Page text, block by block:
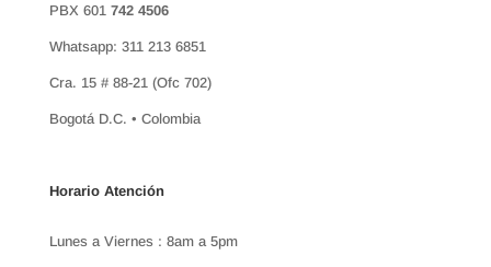
PBX 601 742 4506
Whatsapp: 311 213 6851
Cra. 15 # 88-21 (Ofc 702)
Bogotá D.C. • Colombia
Horario Atención
Lunes a Viernes : 8am a 5pm